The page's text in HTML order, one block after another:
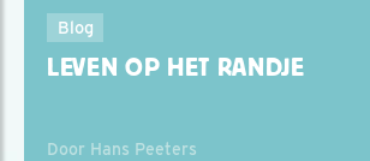
Blog
LEVEN OP HET RANDJE
Door Hans Peeters